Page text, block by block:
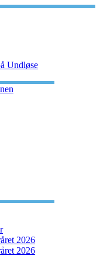
Undløse
2026
2026